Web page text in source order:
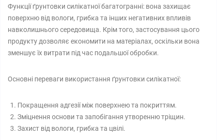
Функції ґрунтовки силікатної багатогранні: вона захищає
поверхню від вологи, грибка та інших негативних впливів
навколишнього середовища. Крім того, застосування цього
продукту дозволяє економити на матеріалах, оскільки вона
зменшує їх витрати під час подальшої обробки.
Основні переваги використання ґрунтовки силікатної:
Покращення адгезії між поверхнею та покриттям.
Зміцнення основи та запобігання утворенню тріщин.
Захист від вологи, грибка та цвілі.